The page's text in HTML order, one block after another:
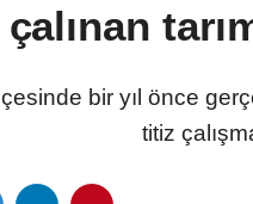
bir yıl önce
titiz